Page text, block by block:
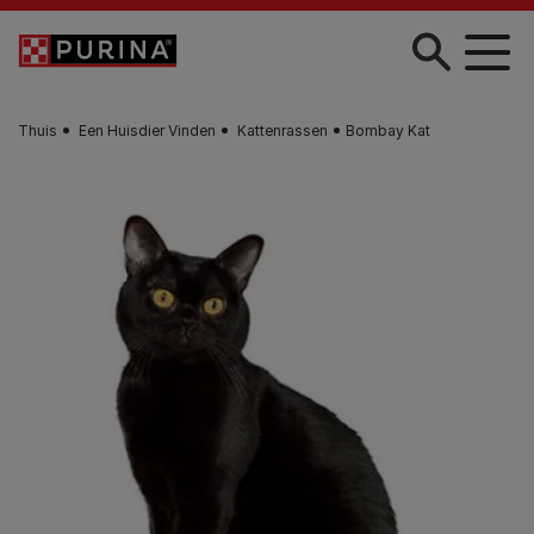
Skip to main content
Thuis Een Huisdier Vinden Kattenrassen Bombay Kat